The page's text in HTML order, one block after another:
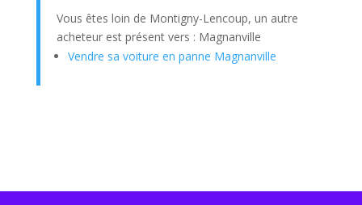
Vous êtes loin de Montigny-Lencoup, un autre
acheteur est présent vers : Magnanville
Vendre sa voiture en panne Magnanville